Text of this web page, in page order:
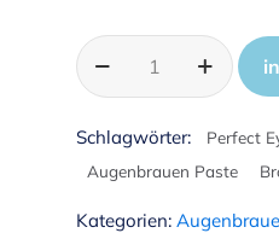
Schlagwörter:
Perfect
Augenbrauen Paste
Kategorien: